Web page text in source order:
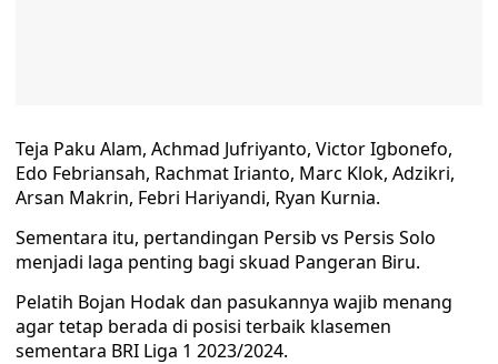
Teja Paku Alam, Achmad Jufriyanto, Victor Igbonefo,
Edo Febriansah, Rachmat Irianto, Marc Klok, Adzikri,
Arsan Makrin, Febri Hariyandi, Ryan Kurnia.
Sementara itu, pertandingan Persib vs Persis Solo
menjadi laga penting bagi skuad Pangeran Biru.
Pelatih Bojan Hodak dan pasukannya wajib menang
agar tetap berada di posisi terbaik klasemen
sementara BRI Liga 1 2023/2024.